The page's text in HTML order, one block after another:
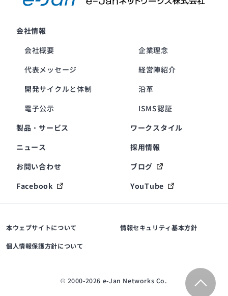
会社情報
会社概要
企業理念
代表メッセージ
経営陣紹介
開発サイクルと体制
沿革
電子公示
ISMS認証
製品・サービス
ワークスタイル
ニュース
採用情報
お問い合わせ
ブログ
Facebook
YouTube
本ウェブサイトについて
情報セキュリティ基本方針
個人情報保護方針について
© 2000-2026 e-Jan Networks Co.